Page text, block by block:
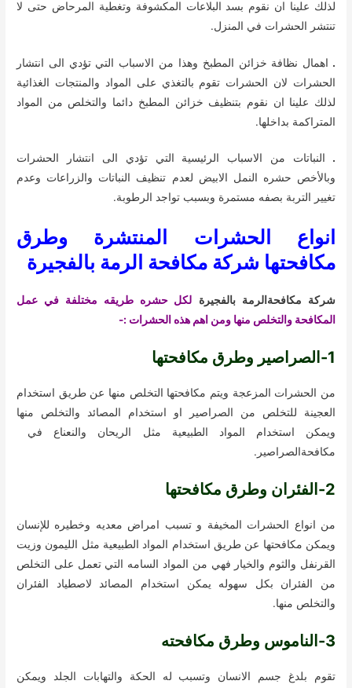
لذلك علينا ان نقوم بسد البلاعات المكشوفة وتغطية المرحاض حتى لا
تنتشر الحشرات في المنزل.
. اهمال نظافة خزائن المطبخ وهذا من الاسباب التي تؤدي الى انتشار
الحشرات لان الحشرات تقوم بالتغذي على المواد والمنتجات الغذائية
لذلك علينا ان نقوم بتنظيف خزائن المطبخ دائما والتخلص من المواد
المتراكمة بداخلها.
. النباتات من الاسباب الرئيسية التي تؤدي الى انتشار الحشرات
وبالأخص حشره النمل الابيض لعدم تنظيف النباتات والزراعات وعدم
تغيير التربة بصفه مستمرة وبسبب تواجد الرطوبة.
انواع الحشرات المنتشرة وطرق
مكافحتها شركة مكافحة الرمة بالفجيرة
شركة مكافحةالرمة بالفجيرة
لكل حشره طريقه مختلفة في عمل
المكافحة والتخلص منها ومن اهم هذه الحشرات :-
1-الصراصير وطرق مكافحتها
من الحشرات المزعجة ويتم مكافحتها التخلص منها عن طريق استخدام
العجينة للتخلص من الصراصير او استخدام المصائد والتخلص منها
ويمكن استخدام المواد الطبيعية مثل الريحان والنعناع في
مكافحةالصراصير.
2-الفئران وطرق مكافحتها
من انواع الحشرات المخيفة و تسبب امراض معديه وخطيره للإنسان
ويمكن مكافحتها عن طريق استخدام المواد الطبيعية مثل الليمون وزيت
القرنفل والثوم والخيار فهي من المواد السامه التي تعمل على التخلص
من الفئران بكل سهوله يمكن استخدام المصائد لاصطياد الفئران
والتخلص منها.
3-الناموس وطرق مكافحته
تقوم بلدغ جسم الانسان وتسبب له الحكة والتهابات الجلد ويمكن